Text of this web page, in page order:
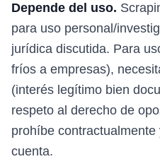
Depende del uso.
para uso personal/
jurídica discutida. Para
fríos a empresas),
(interés legítimo bien
respeto al derecho de
prohíbe
cuenta.